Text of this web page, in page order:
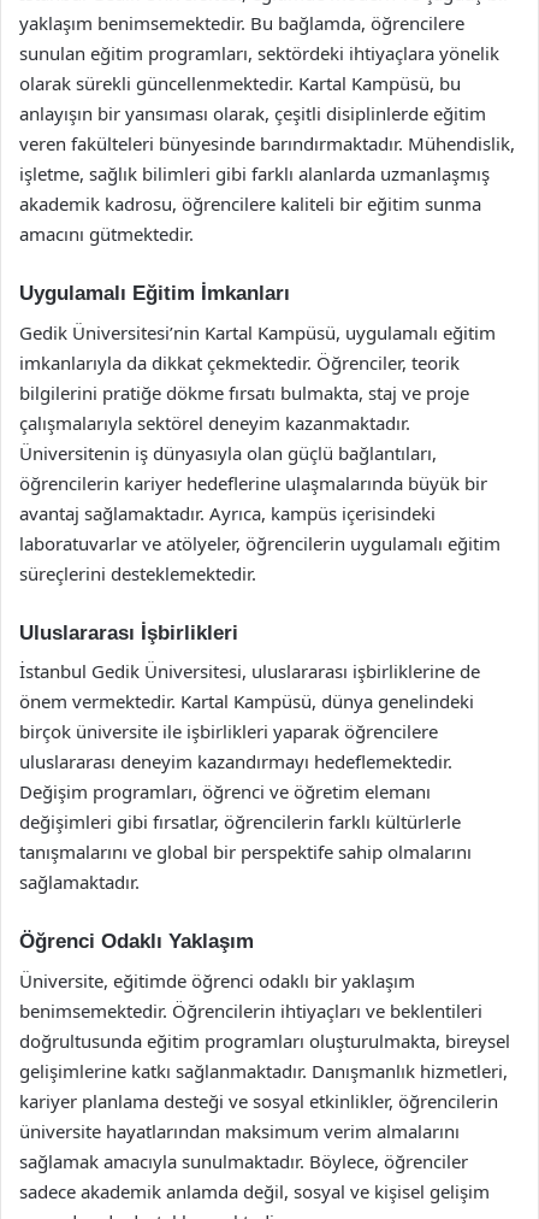
yaklaşım benimsemektedir. Bu bağlamda, öğrencilere
sunulan eğitim programları, sektördeki ihtiyaçlara yönelik
olarak sürekli güncellenmektedir. Kartal Kampüsü, bu
anlayışın bir yansıması olarak, çeşitli disiplinlerde eğitim
veren fakülteleri bünyesinde barındırmaktadır. Mühendislik,
işletme, sağlık bilimleri gibi farklı alanlarda uzmanlaşmış
akademik kadrosu, öğrencilere kaliteli bir eğitim sunma
amacını gütmektedir.
Uygulamalı Eğitim İmkanları
Gedik Üniversitesi’nin Kartal Kampüsü, uygulamalı eğitim
imkanlarıyla da dikkat çekmektedir. Öğrenciler, teorik
bilgilerini pratiğe dökme fırsatı bulmakta, staj ve proje
çalışmalarıyla sektörel deneyim kazanmaktadır.
Üniversitenin iş dünyasıyla olan güçlü bağlantıları,
öğrencilerin kariyer hedeflerine ulaşmalarında büyük bir
avantaj sağlamaktadır. Ayrıca, kampüs içerisindeki
laboratuvarlar ve atölyeler, öğrencilerin uygulamalı eğitim
süreçlerini desteklemektedir.
Uluslararası İşbirlikleri
İstanbul Gedik Üniversitesi, uluslararası işbirliklerine de
önem vermektedir. Kartal Kampüsü, dünya genelindeki
birçok üniversite ile işbirlikleri yaparak öğrencilere
uluslararası deneyim kazandırmayı hedeflemektedir.
Değişim programları, öğrenci ve öğretim elemanı
değişimleri gibi fırsatlar, öğrencilerin farklı kültürlerle
tanışmalarını ve global bir perspektife sahip olmalarını
sağlamaktadır.
Öğrenci Odaklı Yaklaşım
Üniversite, eğitimde öğrenci odaklı bir yaklaşım
benimsemektedir. Öğrencilerin ihtiyaçları ve beklentileri
doğrultusunda eğitim programları oluşturulmakta, bireysel
gelişimlerine katkı sağlanmaktadır. Danışmanlık hizmetleri,
kariyer planlama desteği ve sosyal etkinlikler, öğrencilerin
üniversite hayatlarından maksimum verim almalarını
sağlamak amacıyla sunulmaktadır. Böylece, öğrenciler
sadece akademik anlamda değil, sosyal ve kişisel gelişim